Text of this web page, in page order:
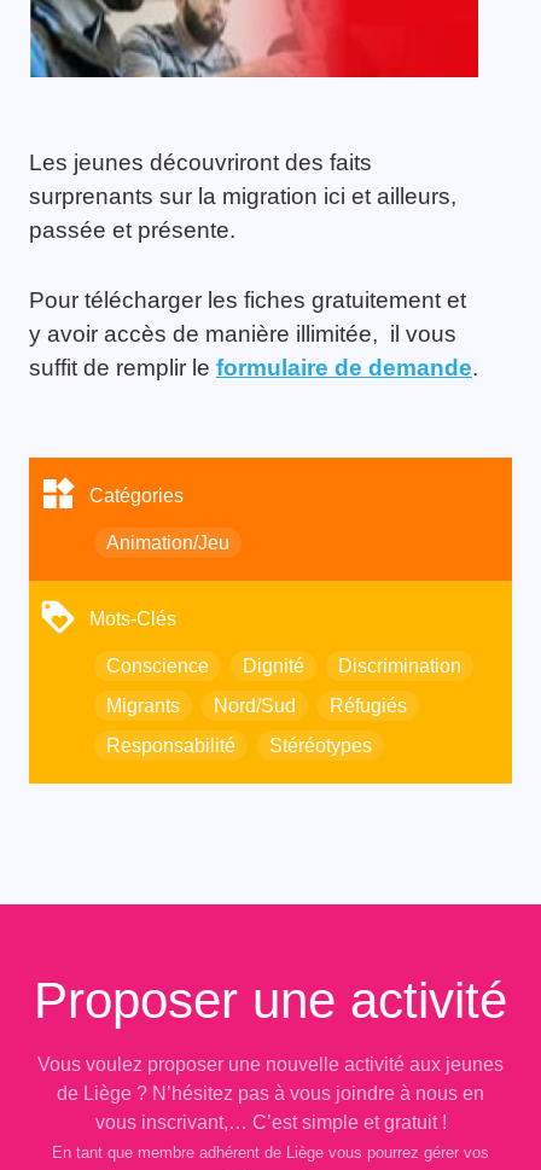
Les jeunes découvriront des faits
surprenants sur la migration ici et ailleurs,
passée et présente.
Pour télécharger les fiches gratuitement et
y avoir accès de manière illimitée, il vous
suffit de remplir le formulaire de demande.
Catégories
Animation/Jeu
Mots-Clés
Conscience Dignité
Discrimination
Migrants
Nord/Sud
Réfugiés
Responsabilité
Stéréotypes
Proposer une activité
Vous voulez proposer une nouvelle activité aux jeunes
de Liège ? N’hésitez pas à vous joindre à nous en
vous inscrivant,… C’est simple et gratuit !
En tant que membre adhérent de Liège vous pourrez gérer vos